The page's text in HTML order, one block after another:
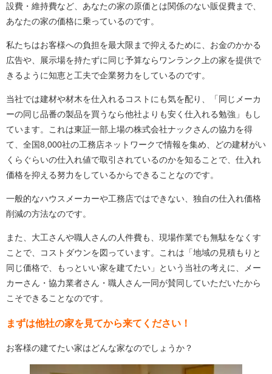
設費・維持費など、あなたの家の原価とは関係のない販促費まで、
あなたの家の価格に乗っているのです。
私たちはお客様への負担を最大限まで抑えるために、お金のかかる
広告や、展示場を持たずに同じ予算ならワンランク上の家を提供で
きるように知恵と工夫で企業努力をしているのです。
当社では建材や材木を仕入れるコストにも気を配り、「同じメーカ
ーの同じ品番の製品を買うなら他社よりも安く仕入れる勉強」もし
ています。これは東証一部上場の株式会社ナックさんの協力を得
て、全国8,000社の工務店ネットワークで情報を集め、どの建材がい
くらぐらいの仕入れ値で取引されているのかを知ることで、仕入れ
価格を抑える努力をしているからできることなのです。
一般的なハウスメーカーや工務店ではできない、独自の仕入れ価格
削減の方法なのです。
また、大工さんや職人さんの人件費も、現場作業でも無駄をなくす
ことで、コストダウンを図っています。これは「地域の見積もりと
同じ価格で、もっといい家を建てたい」という当社の考えに、メー
カーさん・協力業者さん・職人さん一同が賛同していただいたから
こそできることなのです。
まずは他社の家を見てから来てください！
お客様の建てたい家はどんな家なのでしょうか？